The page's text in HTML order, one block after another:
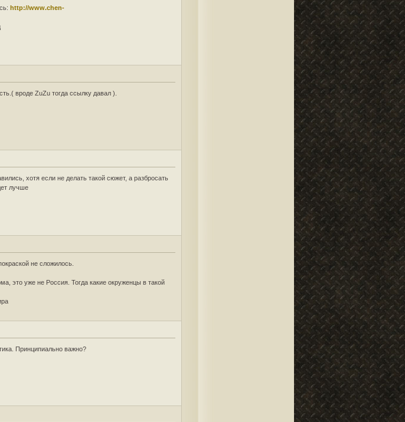
http://www.chen-
вроде ZuZu тогда ссылку давал ).
хотя если не делать такой сюжет, а разбросать
лучше
не сложилось.
это уже не Россия. Тогда какие окруженцы в такой
Принципиально важно?